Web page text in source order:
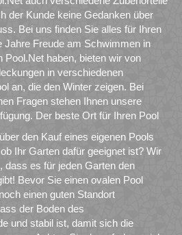
der Kunde keine Gedanken über
Bei uns finden Sie alles für Ihren
Jahre Freude am Schwimmen in
Pool.Net haben, bieten wir von
in verschiedenen
an, die den Winter zeigen. Bei
Fragen stehen Ihnen unsere
Der beste Ort für Ihren Pool
den Kauf eines eigenen Pools
Ihr Garten dafür geeignet ist? Wir
dass es für jeden Garten den
Bevor Sie einen ovalen Pool
einen guten Standort
der Boden des
und stabil ist, damit sich die